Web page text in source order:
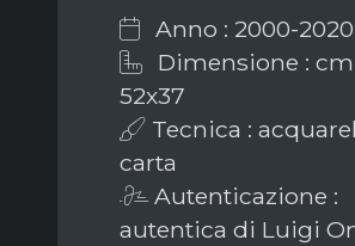
Anno : 2000-2020
Dimensione : cm
52x37
Tecnica :
carta
Autenticazione :
autentica di Luigi